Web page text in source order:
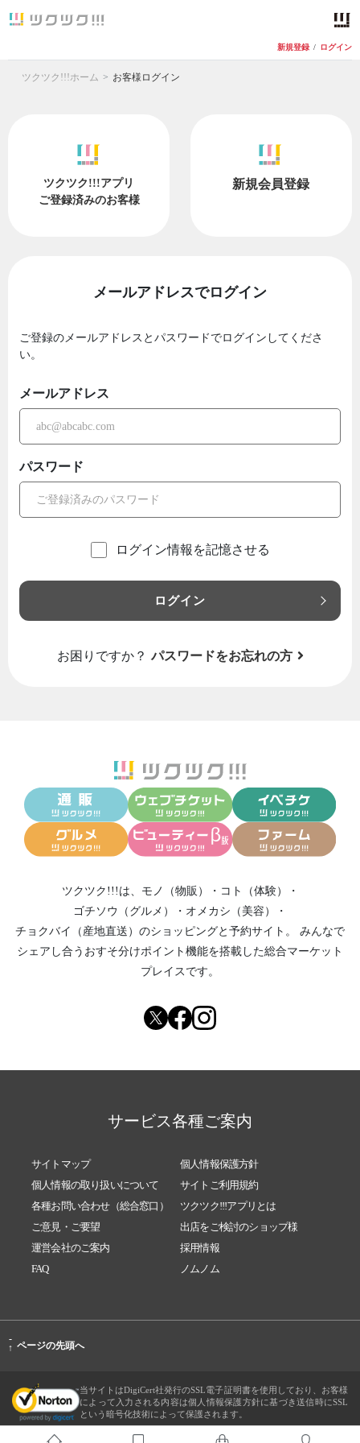
新規登録 / ログイン
ツクツク!!!ホーム お客様ログイン
ツクツク!!!アプリ
ご登録済みのお客様
新規会員登録
メールアドレスでログイン
ご登録のメールアドレスとパスワードでログインしてくださ
い。
メールアドレス
パスワード
ログイン情報を記憶させる
ログイン
お困りですか？ パスワードをお忘れの方
ツクツク!!!は、 モノ（物販） ・ コト（体験）
・
ゴチソウ（グルメ）
・ オメカシ（美容）
・
チョクバイ（産地直送） のショッピングと予約サイト。
みんなで
シェアし合う おすそ分けポイント機能を搭載した総合マーケット
プレイスです。
サービス各種ご案内
サイトマップ
個人情報保護方針
個人情報の取り扱いについて
サイトご利用規約
各種お問い合わせ（総合窓口）
ツクツク!!!アプリとは
ご意見・ご要望
出店をご検討のショップ様
運営会社のご案内
採用情報
FAQ
ノムノム
-
↑ ページの先頭へ
当サイトはDigiCert社発行のSSL電子証明書を使用しており、お客様
によって入力される内容は個人情報保護方針に基づき送信時にSSL
という暗号化技術によって保護されます。